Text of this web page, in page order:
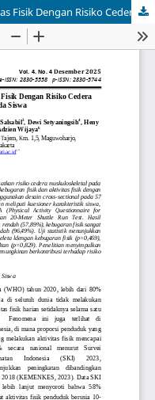
Korelasi Kebugaran Fisik dan Aktivitas Fisik Dengan Risiko Cedera Muskuloskeletal Pada Siswa